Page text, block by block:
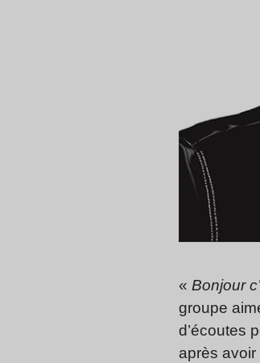
« Bonjour
groupe
d’écoutes
après